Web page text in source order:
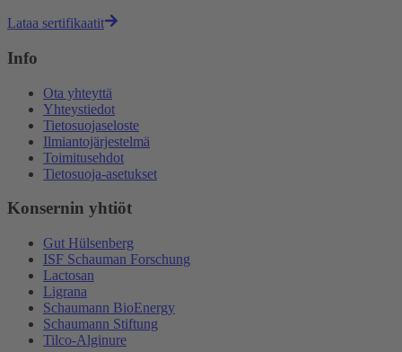
Lataa sertifikaatit
Info
Ota yhteyttä
Yhteystiedot
Tietosuojaseloste
Ilmiantojärjestelmä
Toimitusehdot
Tietosuoja-asetukset
Konsernin yhtiöt
Gut Hülsenberg
ISF Schauman Forschung
Lactosan
Ligrana
Schaumann BioEnergy
Schaumann Stiftung
Tilco-Alginure